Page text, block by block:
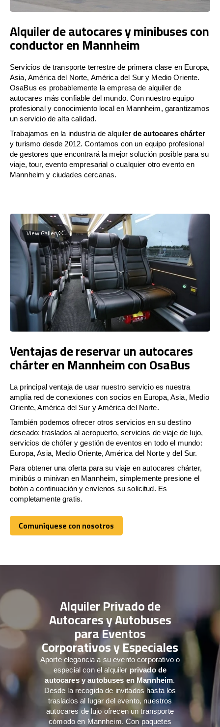
Alquiler de autocares y minibuses con
conductor en Mannheim
Servicios de transporte terrestre de primera clase en Europa,
Asia, América del Norte, América del Sur y Medio Oriente.
OsaBus es probablemente la empresa de alquiler de
autocares más confiable del mundo. Con nuestro equipo
profesional y conocimiento local en Mannheim, garantizamos
un servicio de alta calidad.
Trabajamos en la industria de alquiler de autocares chárter
y turismo desde 2012. Contamos con un equipo profesional
de gestores que encontrará la mejor solución posible para su
viaje, tour, evento empresarial o cualquier otro evento en
Mannheim y ciudades cercanas.
View Gallery
Ventajas de reservar un autocares
chárter en Mannheim con OsaBus
La principal ventaja de usar nuestro servicio es nuestra
amplia red de conexiones con socios en Europa, Asia, Medio
Oriente, América del Sur y América del Norte.
También podemos ofrecer otros servicios en su destino
deseado: traslados al aeropuerto, servicios de viaje de lujo,
servicios de chófer y gestión de eventos en todo el mundo:
Europa, Asia, Medio Oriente, América del Norte y del Sur.
Para obtener una oferta para su viaje en autocares chárter,
minibús o minivan en Mannheim, simplemente presione el
botón a continuación y envíenos su solicitud. Es
completamente gratis.
Comuníquese con nosotros
Comuníquese con nosotros
Alquiler Privado de
Autocares y Autobuses
para Eventos
Corporativos y Especiales
Aporte elegancia a su evento corporativo o
especial con el alquiler privado de
autocares y autobuses en Mannheim.
Desde la recogida de invitados hasta los
traslados al lugar del evento, nuestros
autocares de lujo ofrecen un transporte
cómodo en Mannheim. Con paquetes